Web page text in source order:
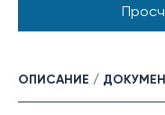
ОПИСАНИЕ /